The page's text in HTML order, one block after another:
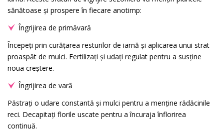
sănătoase și prospere în fiecare anotimp:
Îngrijirea de primăvară
Începeți prin curățarea resturilor de iarnă și aplicarea unui strat
proaspăt de mulci. Fertilizați și udați regulat pentru a susține
noua creștere.
Îngrijirea de vară
Păstrați o udare constantă și mulci pentru a menține rădăcinile
reci. Decapitați florile uscate pentru a încuraja înflorirea
continuă.